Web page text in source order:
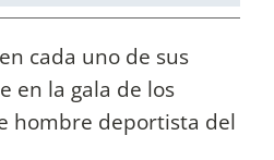
cada uno de sus
en la gala de los
hombre deportista del